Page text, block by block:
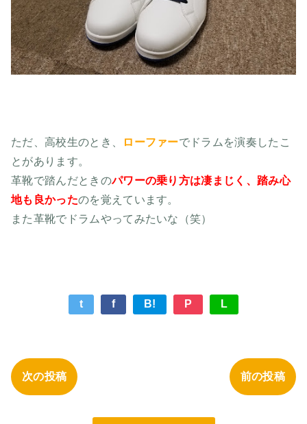
ただ、高校生のとき、 ローファーでドラムを演奏したこ
とがあります。
革靴で踏んだときのパワーの乗り方は凄まじく、踏み心
地も良かったのを覚えています。
また革靴でドラムやってみたいな（笑）
t f B! P L
次の投稿 前の投稿